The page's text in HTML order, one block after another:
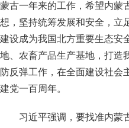
蒙古一年来的工作，希望内蒙
想，坚持统筹发展和安全，立
建设成为我国北方重要生态安
地、农畜产品生产基地，打造
防反弹工作，在全面建设社会
建党一百周年。
习近平强调，要找准内蒙